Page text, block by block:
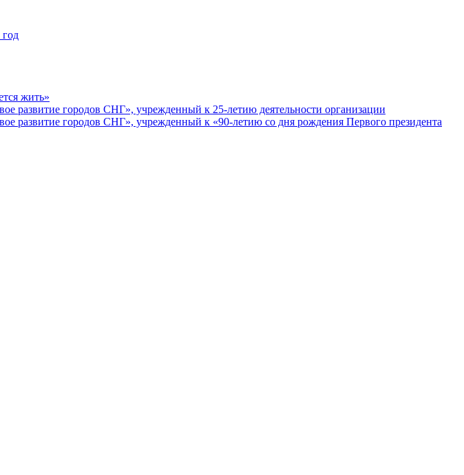
жить»
развитие городов СНГ», учрежденный к 25-летию деятельности организации
развитие городов СНГ», учрежденный к «90-летию со дня рождения Первого президента